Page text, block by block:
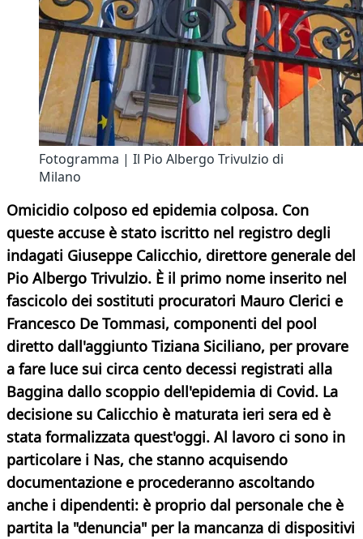
Fotogramma | Il Pio Albergo Trivulzio di
Milano
Omicidio colposo ed epidemia colposa. Con
queste accuse è stato iscritto nel registro degli
indagati Giuseppe Calicchio, direttore generale del
Pio Albergo Trivulzio. È il primo nome inserito nel
fascicolo dei sostituti procuratori Mauro Clerici e
Francesco De Tommasi, componenti del pool
diretto dall'aggiunto Tiziana Siciliano, per provare
a fare luce sui circa cento decessi registrati alla
Baggina dallo scoppio dell'epidemia di Covid. La
decisione su Calicchio è maturata ieri sera ed è
stata formalizzata quest'oggi. Al lavoro ci sono in
particolare i Nas, che stanno acquisendo
documentazione e procederanno ascoltando
anche i dipendenti: è proprio dal personale che è
partita la "denuncia" per la mancanza di dispositivi